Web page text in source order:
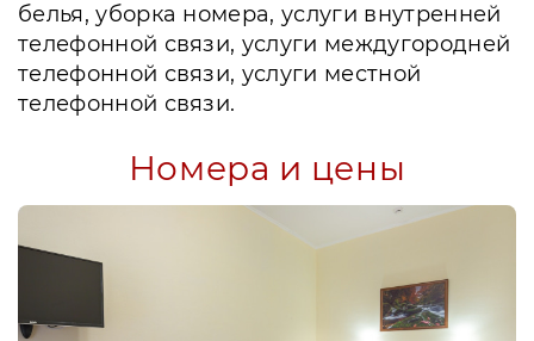
белья, уборка номера, услуги внутренней
телефонной связи, услуги междугородней
телефонной связи, услуги местной
телефонной связи.
Номера и цены